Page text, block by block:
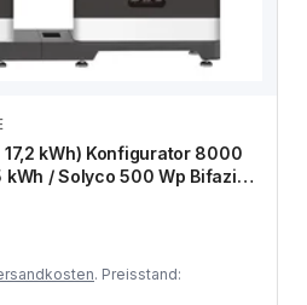
Angebot
17,2 kWh) Konfigurator 8000
kWh / Solyco 500 Wp Bifazial
. Preisstand: